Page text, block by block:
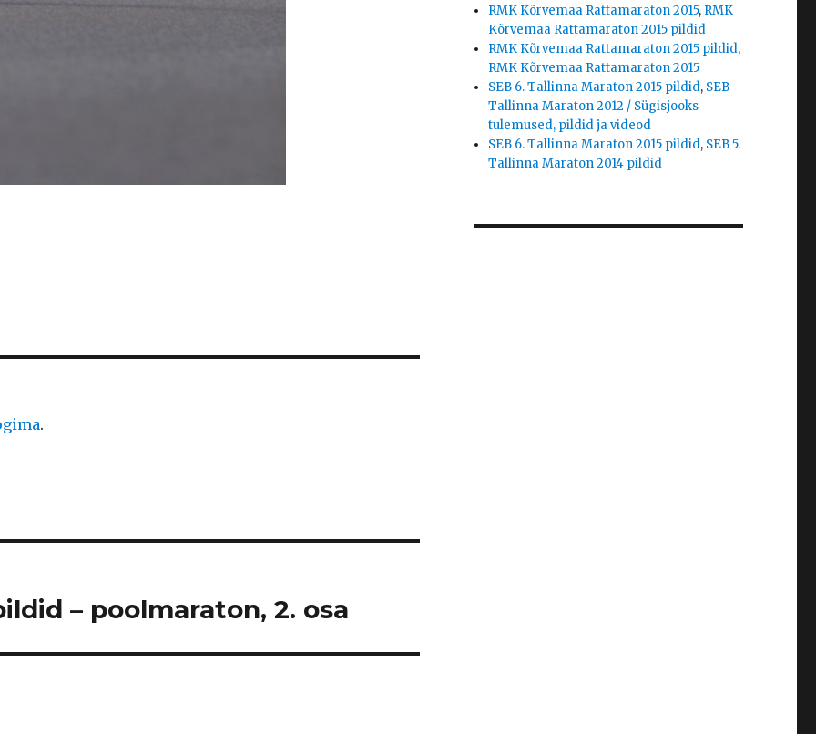
.
– poolmaraton, 2. osa
RMK Kõrvemaa Rattamaraton 2015, RMK
Kõrvemaa Rattamaraton 2015 pildid
RMK Kõrvemaa Rattamaraton 2015 pildid,
RMK Kõrvemaa Rattamaraton 2015
SEB 6. Tallinna Maraton 2015 pildid, SEB
Tallinna Maraton 2012 / Sügisjooks
tulemused, pildid ja videod
SEB 6. Tallinna Maraton 2015 pildid, SEB 5.
Tallinna Maraton 2014 pildid